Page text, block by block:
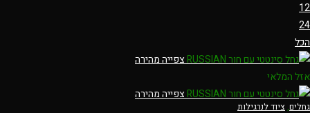
12
24
הכל
צפייה מהירה
אזל המלאי
צפייה מהירה
גחלים, ציוד לנרגילות